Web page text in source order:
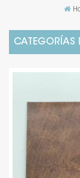
CATEGORÍAS